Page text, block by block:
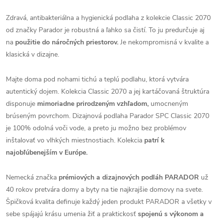
Zdravá, antibakteriálna a hygienická podlaha z kolekcie Classic 2070
od značky Parador je robustná a ľahko sa čistí. To ju predurčuje aj
na použitie do náročných priestorov. Je nekompromisná v kvalite a
klasická v dizajne.
Majte doma pod nohami tichú a teplú podlahu, ktorá vytvára
autentický dojem. Kolekcia Classic 2070 a jej kartáčovaná štruktúra
disponuje mimoriadne prirodzeným vzhľadom, umocneným
brúseným povrchom. Dizajnová podlaha Parador SPC Classic 2070
je 100% odolná voči vode, a preto ju možno bez problémov
inštalovať vo vlhkých miestnostiach. Kolekcia patrí k
najobľúbenejším v Európe.
Nemecká značka prémiových a dizajnových podláh PARADOR už
40 rokov pretvára domy a byty na tie najkrajšie domovy na svete.
Špičková kvalita definuje každý jeden produkt PARADOR a všetky v
sebe spájajú krásu umenia žiť a praktickosť spojenú s výkonom a